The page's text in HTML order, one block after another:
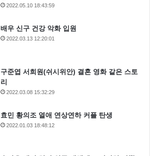
2022.05.10 18:43:59
배우 신구 건강 악화 입원
2022.03.13 12:20:01
구준엽 서희원(쉬시위안) 결혼 영화 같은 스토
리
2022.03.08 15:32:29
효민 황의조 열애 연상연하 커플 탄생
2022.01.03 18:48:12